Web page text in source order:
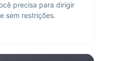
precisa para dirigir
sem restrições.